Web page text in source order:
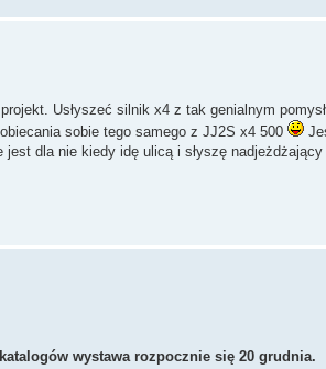
Usłyszeć silnik x4 z tak genialnym
sobie tego samego z JJ2S x4 500
dla nie kiedy idę ulicą i słyszę
wystawa rozpocznie się 20 grudnia.